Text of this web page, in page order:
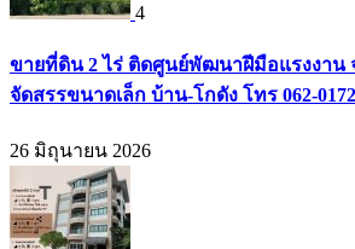
4
ขายที่ดิน 2 ไร่ ติดศูนย์พัฒนาฝีมือแรงงาน
จัดสรรขนาดเล็ก บ้าน-โกดัง โทร 062-
26 มิถุนายน 2026